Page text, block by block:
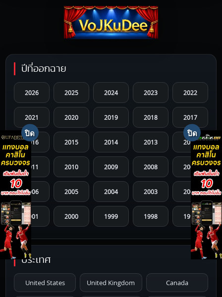
ปีที่ออกฉาย
2026 2025 2024 2023 2022
2021 2020 2019 2018 2017
2016 2015 2014 2013 2012
2011 2010 2009 2008 2007
2006 2005 2004 2003 2002
2001 2000 1999 1998 1997
1996 1995 1994 1993 1992
1986 1985 1984 1983 1982
ประเทศ
United States United Kingdom Canada